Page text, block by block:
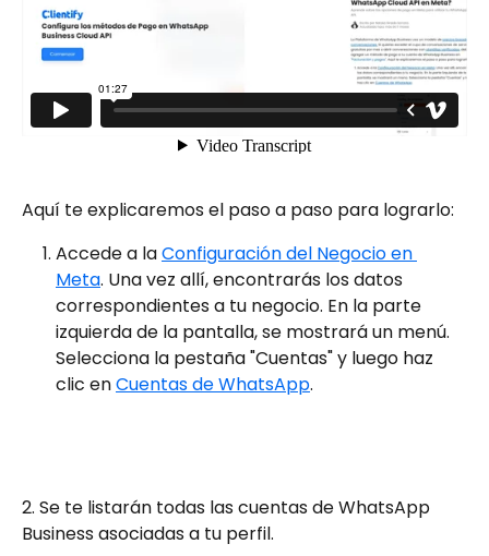
Aquí te explicaremos el paso a paso para lograrlo:
Accede a la Configuración del Negocio en
Meta. Una vez allí, encontrarás los datos
correspondientes a tu negocio. En la parte
izquierda de la pantalla, se mostrará un menú.
Selecciona la pestaña "Cuentas" y luego haz
clic en Cuentas de WhatsApp.
2. Se te listarán todas las cuentas de WhatsApp
Business asociadas a tu perfil.